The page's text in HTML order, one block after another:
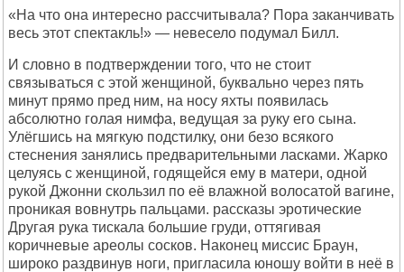
«На что она интересно рассчитывала? Пора заканчивать
весь этот спектакль!» — невесело подумал Билл.
И словно в подтверждении того, что не стоит
связываться с этой женщиной, буквально через пять
минут прямо пред ним, на носу яхты появилась
абсолютно голая нимфа, ведущая за руку его сына.
Улёгшись на мягкую подстилку, они безо всякого
стеснения занялись предварительными ласками. Жарко
целуясь с женщиной, годящейся ему в матери, одной
рукой Джонни скользил по её влажной волосатой вагине,
проникая вовнутрь пальцами. рассказы эротические
Другая рука тискала большие груди, оттягивая
коричневые ареолы сосков. Наконец миссис Браун,
широко раздвинув ноги, пригласила юношу войти в неё в